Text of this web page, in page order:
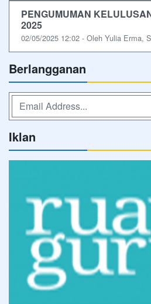
PENGUMUMAN
2025
02/05/2025 12:02 - Oleh Yulia Erma,
Berlangganan
Iklan